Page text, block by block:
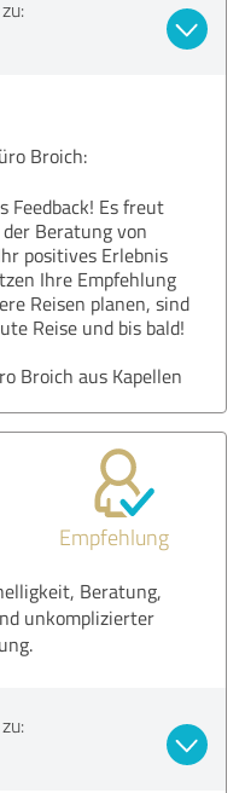
Broich:
Feedback! Es freut
Beratung von
positives Erlebnis
Ihre Empfehlung
Reisen planen, sind
Reise und bis bald!
Broich aus Kapellen
Empfehlung
Beratung,
unkomplizierter